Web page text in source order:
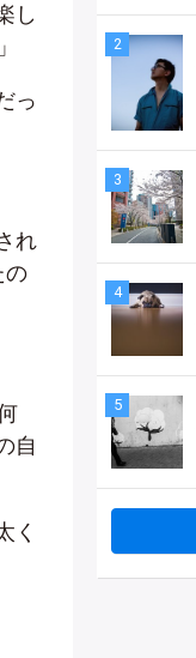
し
っ
れ
の
自
く
2
3
4
5